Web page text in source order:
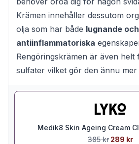
Krämen innehåller dessutom
olja som har både lugnande och
antiinflammatoriska
Rengöringskrämen är även helt
sulfater vilket gör den ännu mer
Medik8 Skin Ageing Cream
385 kr 289 kr